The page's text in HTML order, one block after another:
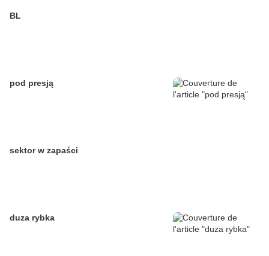
BL
pod presją
sektor w zapaści
duza rybka